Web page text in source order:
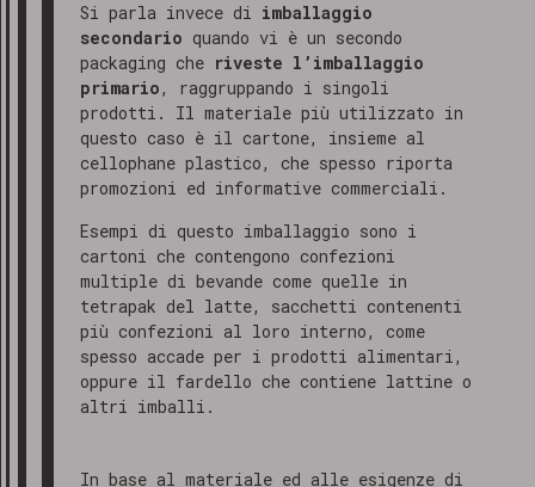
Si parla invece di imballaggio
secondario quando vi è un secondo
packaging che riveste l’imballaggio
primario, raggruppando i singoli
prodotti. Il materiale più utilizzato in
questo caso è il cartone, insieme al
cellophane plastico, che spesso riporta
promozioni ed informative commerciali.
Esempi di questo imballaggio sono i
cartoni che contengono confezioni
multiple di bevande come quelle in
tetrapak del latte, sacchetti contenenti
più confezioni al loro interno, come
spesso accade per i prodotti alimentari,
oppure il fardello che contiene lattine o
altri imballi.
In base al materiale ed alle esigenze di